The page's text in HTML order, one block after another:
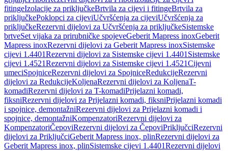
fitingeIzolacije za priključkeBrtvila za cijevi i fitingeBrtvila za
priključkePoklopci za cijeviUčvršćenja za cijeviUčvršćenja za
priključkeRezervni dijelovi za Učvršćenja za priključkeSistemske
brtveSet vijaka za prirubničke spojeveGeberit Mapress inoxGeberit
Mapress inoxRezervni dijelovi za Geberit Mapress inoxSistemske
cijevi 1.4401Rezervni dijelovi za Sistemske cijevi 1.4401 Sistemske
cijevi 1.4521Rezervni dijelovi za Sistemske cijevi 1.4521Cijevni
umeciSpojniceRezervni dijelovi za SpojniceRedukcijeRezervni
dijelovi za RedukcijeKoljenaRezervni dijelovi za KoljenaT-
komadiRezervni dijelovi za T-komadiPrijelazni komadi,
fiksniRezervni dijelovi za Prijelazni komadi, fiksniPrijelazni komadi
i spojnice, demontažniRezervni dijelovi za Prijelazni komadi i
spojnice, demontažniKompenzatoriRezervni dijelovi za
KompenzatoriČepoviRezervni dijelovi za ČepoviPriključciRezervni
dijelovi za PriključciGeberit Mapress inox, plinRezervni dijelovi za
Geberit Mapress inox, plinSistemske cijevi 1.4401Rezervni dijelovi